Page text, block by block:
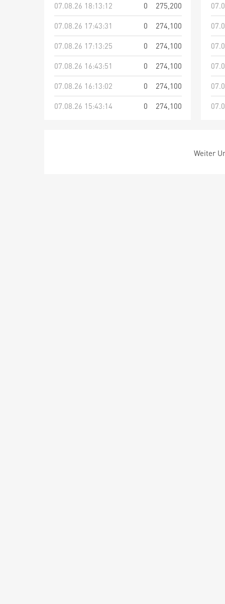
07.08.26 18:13:12
0
275,200
07.08.26 17:43:31
0
274,100
07.08.26 17:13:25
0
274,100
07.08.26 16:43:51
0
274,100
07.08.26 16:13:02
0
274,100
07.08.26 15:43:14
0 274,100
Weiter